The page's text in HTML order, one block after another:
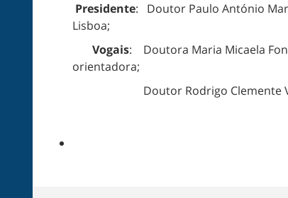
Presidente: Doutor Paulo António
Lisboa;
Vogais: Doutora Maria Micaela
orientadora;
Doutor Rodrigo Clemente Velez